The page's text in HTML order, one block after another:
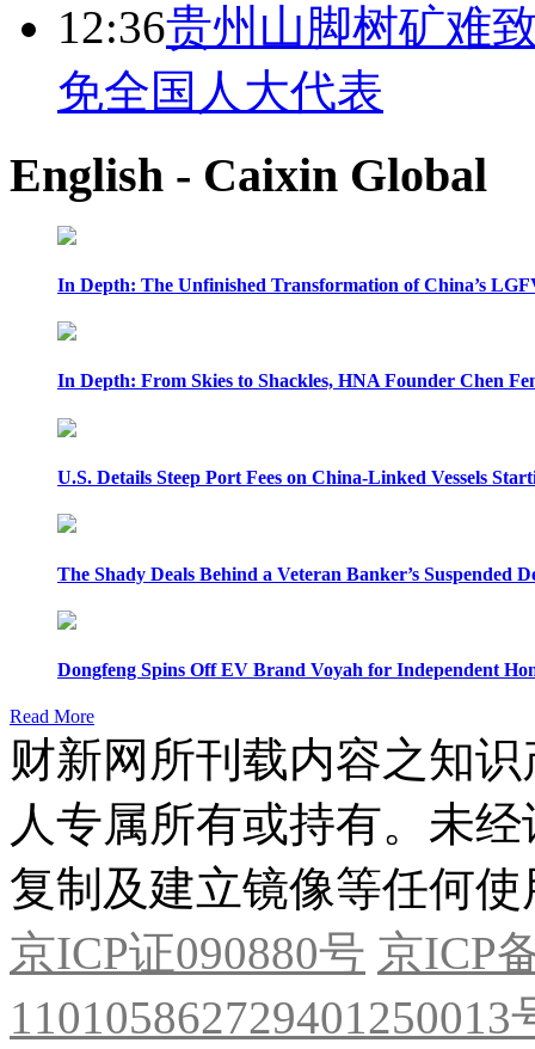
12:36贵州山脚树矿难
免全国人大代表
English - Caixin Global
In Depth: The Unfinished Transformation of China’s
In Depth: From Skies to Shackles, HNA Founder Chen
U.S. Details Steep Port Fees on China-Linked Vessels
The Shady Deals Behind a Veteran Banker’s Suspended
Dongfeng Spins Off EV Brand Voyah for Independent
Read More
财新网所刊载内容之知
人专属所有或持有。未
复制及建立镜像等任何使
京ICP证090880号 京ICP